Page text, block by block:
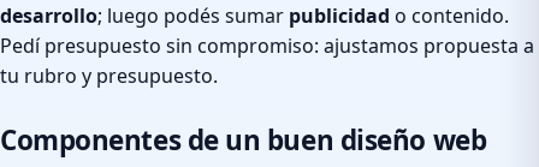
desarrollo; luego podés sumar publicidad o contenido.
Pedí presupuesto sin compromiso: ajustamos propuesta a
tu rubro y presupuesto.
Componentes de un buen diseño web